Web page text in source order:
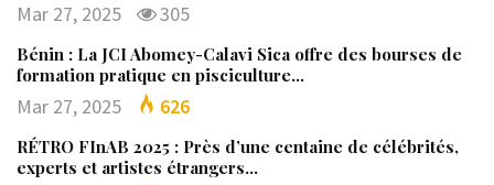
Mar 27, 2025 305
Bénin : La JCI Abomey-Calavi Sica offre des bourses de
formation pratique en pisciculture…
Mar 27, 2025 626
RÉTRO FInAB 2025 : Près d’une centaine de célébrités,
experts et artistes étrangers…